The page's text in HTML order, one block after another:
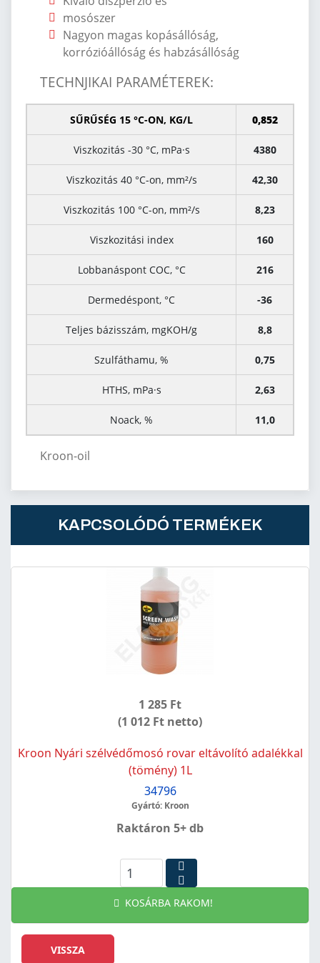
mosószer
Nagyon magas kopásállóság,
korrózióállóság és habzásállóság
TECHNJIKAI PARAMÉTEREK:
SŰRŰSÉG 15 °C-ON, KG/L 0,852
Viszkozitás -30 °C, mPa·s 4380
Viszkozitás 40 °C-on, mm²/s 42,30
Viszkozitás 100 °C-on, mm²/s 8,23
Viszkozitási index 160
Lobbanáspont COC, °C 216
Dermedéspont, °C -36
Teljes bázisszám, mgKOH/g 8,8
Szulfáthamu, % 0,75
HTHS, mPa·s 2,63
Noack, % 11,0
Kroon-oil
KAPCSOLÓDÓ TERMÉKEK
1 285 Ft
(1 012 Ft netto)
Kroon Nyári szélvédőmosó rovar eltávolító adalékkal
(tömény) 1L
34796
Gyártó: Kroon
Raktáron 5+ db
KOSÁRBA RAKOM!